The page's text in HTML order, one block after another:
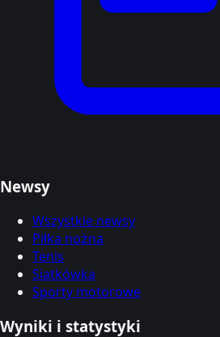
Newsy
Wszystkie newsy
Piłka nożna
Tenis
Siatkówka
Sporty motorowe
Wyniki i statystyki